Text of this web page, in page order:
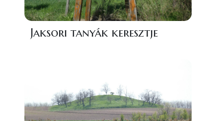
Jaksori tanyák keresztje